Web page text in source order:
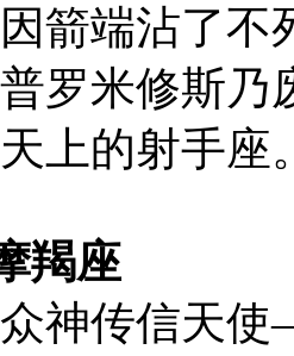
箭端沾了不
罗米修斯乃
上的射手座
羯座
神传信天